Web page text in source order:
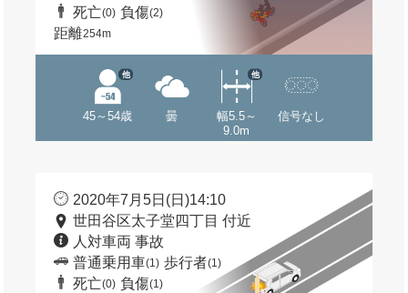
死亡(0) 負傷(2)
距離254m
45～54歳
他
曇
幅5.5～
9.0m
他
信号なし
2020年7月5日(日)14:10
世田谷区太子堂四丁目 付近
人対車両 事故
普通乗用車(1) 歩行者(1)
死亡(0) 負傷(1)